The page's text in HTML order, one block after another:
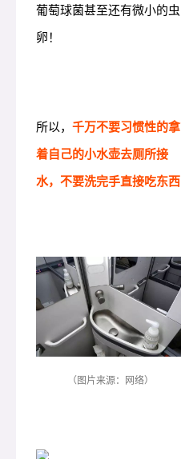
葡萄球菌甚至还有微小的虫
卵！
所以， 千万不要习惯性的拿
着自己的小水壶去厕所接
水，不要洗完手直接吃东西
（图片来源：网络）